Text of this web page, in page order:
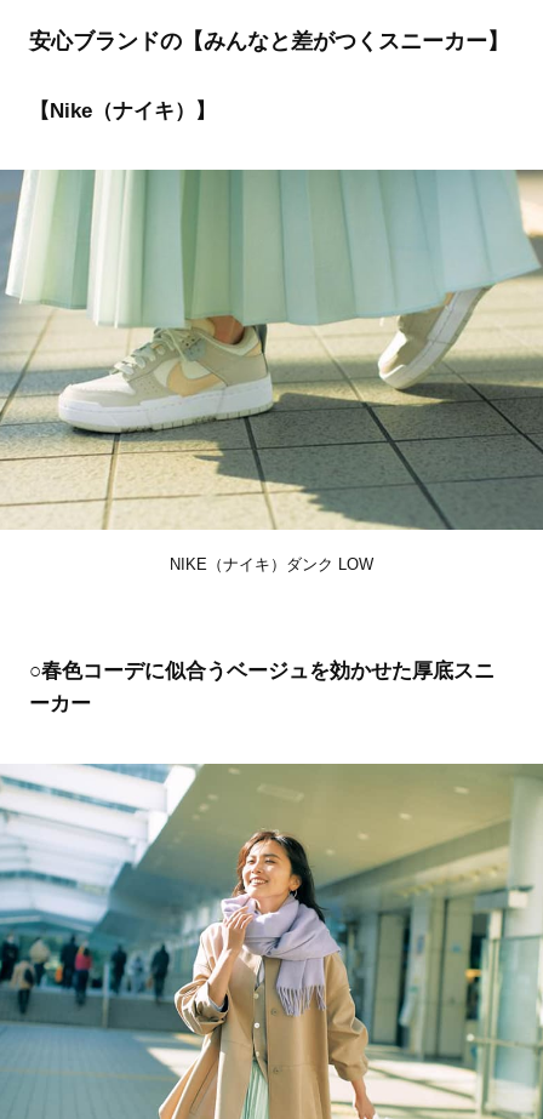
安心ブランドの【みんなと差がつくスニーカー】
【Nike（ナイキ）】
NIKE（ナイキ）ダンク LOW
○春色コーデに似合うベージュを効かせた厚底スニ
ーカー